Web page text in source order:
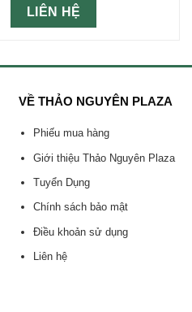
LIÊN HỆ
VỀ THẢO NGUYÊN PLAZA
Phiếu mua hàng
Giới thiệu Thảo Nguyên Plaza
Tuyển Dụng
Chính sách bảo mật
Điều khoản sử dụng
Liên hệ